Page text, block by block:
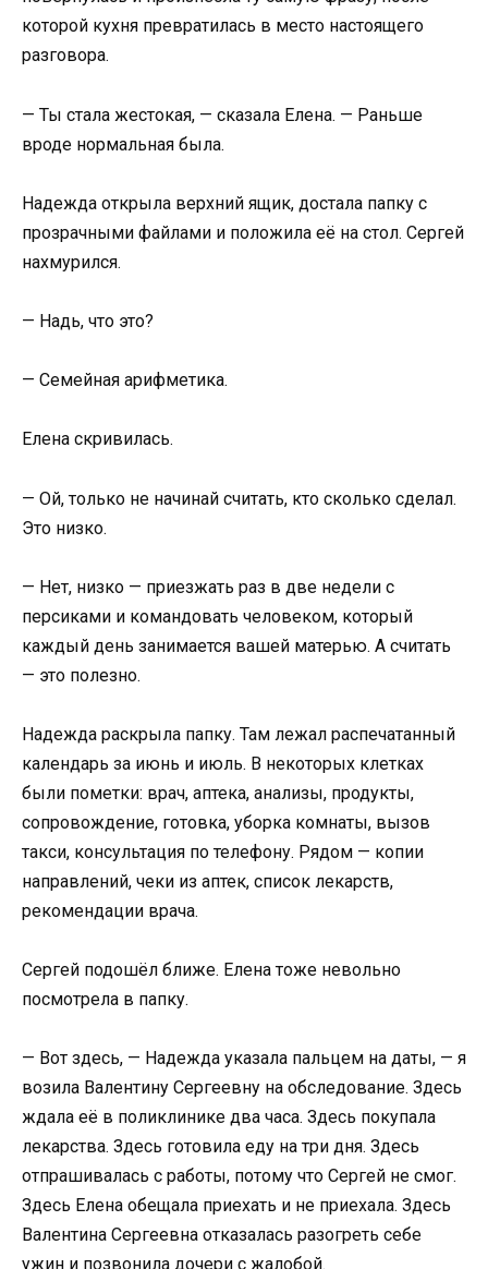
которой кухня превратилась в место настоящего
разговора.
— Ты стала жестокая, — сказала Елена. — Раньше
вроде нормальная была.
Надежда открыла верхний ящик, достала папку с
прозрачными файлами и положила её на стол. Сергей
нахмурился.
— Надь, что это?
— Семейная арифметика.
Елена скривилась.
— Ой, только не начинай считать, кто сколько сделал.
Это низко.
— Нет, низко — приезжать раз в две недели с
персиками и командовать человеком, который
каждый день занимается вашей матерью. А считать
— это полезно.
Надежда раскрыла папку. Там лежал распечатанный
календарь за июнь и июль. В некоторых клетках
были пометки: врач, аптека, анализы, продукты,
сопровождение, готовка, уборка комнаты, вызов
такси, консультация по телефону. Рядом — копии
направлений, чеки из аптек, список лекарств,
рекомендации врача.
Сергей подошёл ближе. Елена тоже невольно
посмотрела в папку.
— Вот здесь, — Надежда указала пальцем на даты, — я
возила Валентину Сергеевну на обследование. Здесь
ждала её в поликлинике два часа. Здесь покупала
лекарства. Здесь готовила еду на три дня. Здесь
отпрашивалась с работы, потому что Сергей не смог.
Здесь Елена обещала приехать и не приехала. Здесь
Валентина Сергеевна отказалась разогреть себе
ужин и позвонила дочери с жалобой.